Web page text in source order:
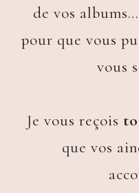
de vos
pour que vous
vous
Je vous reçois
que vos